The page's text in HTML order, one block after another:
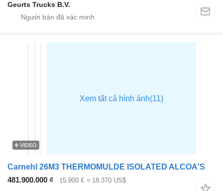
Geurts Trucks B.V.
VIDEO
Carnehl 26M3 THERMOMULDE ISOLATED ALCOA'S
481.900.000 ₫
15.900 € ≈ 18.370 US$